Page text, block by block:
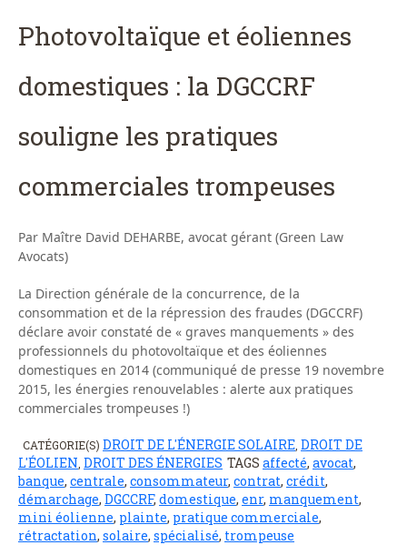
Photovoltaïque et éoliennes
domestiques : la DGCCRF
souligne les pratiques
commerciales trompeuses
Par Maître David DEHARBE, avocat gérant (Green Law
Avocats)
La Direction générale de la concurrence, de la
consommation et de la répression des fraudes (DGCCRF)
déclare avoir constaté de « graves manquements » des
professionnels du photovoltaïque et des éoliennes
domestiques en 2014 (communiqué de presse 19 novembre
2015, les énergies renouvelables : alerte aux pratiques
commerciales trompeuses !)
CATÉGORIE(S) DROIT DE L'ÉNERGIE SOLAIRE DROIT DE
L'ÉOLIEN DROIT DES ÉNERGIES TAGS affecté, avocat,
banque, centrale, consommateur, contrat, crédit,
démarchage, DGCCRF, domestique, enr, manquement,
mini éolienne, plainte, pratique commerciale,
rétractation, solaire, spécialisé, trompeuse